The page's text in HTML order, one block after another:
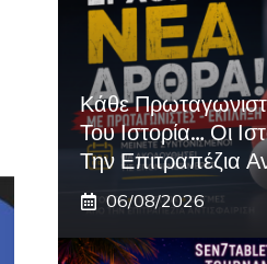
Κάθε
Του Ιστορία… Οι
Την Επιτραπέζια
06/08/2026